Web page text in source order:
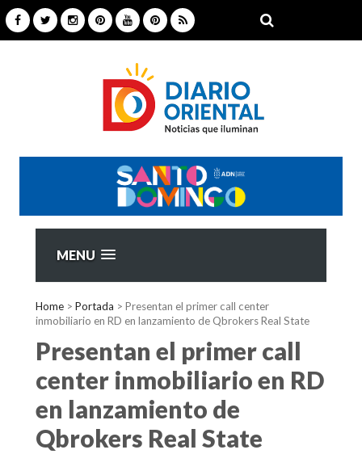
MENU
Home > Portada > Presentan el primer call center
inmobiliario en RD en lanzamiento de Qbrokers Real State
Presentan el primer call
center inmobiliario en RD
en lanzamiento de
Qbrokers Real State